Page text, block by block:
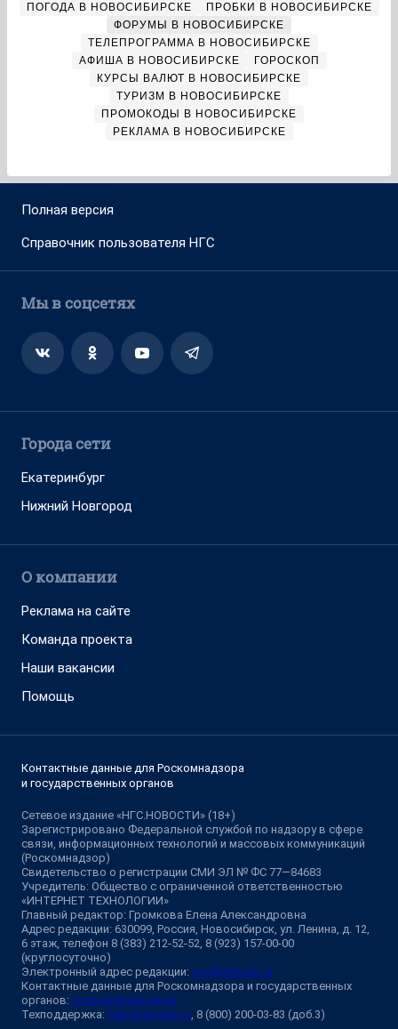
ПОГОДА В НОВОСИБИРСКЕ
ПРОБКИ В НОВОСИБИРСКЕ
ФОРУМЫ В НОВОСИБИРСКЕ
ТЕЛЕПРОГРАММА В НОВОСИБИРСКЕ
АФИША В НОВОСИБИРСКЕ
ГОРОСКОП
КУРСЫ ВАЛЮТ В НОВОСИБИРСКЕ
ТУРИЗМ В НОВОСИБИРСКЕ
ПРОМОКОДЫ В НОВОСИБИРСКЕ
РЕКЛАМА В НОВОСИБИРСКЕ
Полная версия
Справочник пользователя НГС
Мы в соцсетях
Города сети
Екатеринбург
Нижний Новгород
О компании
Реклама на сайте
Команда проекта
Наши вакансии
Помощь
Контактные данные для Роскомнадзора
и государственных органов
Сетевое издание «НГС.НОВОСТИ» (18+)
Зарегистрировано Федеральной службой по надзору в сфере
связи, информационных технологий и массовых коммуникаций
(Роскомнадзор)
Свидетельство о регистрации СМИ ЭЛ № ФС 77—84683
Учредитель: Общество с ограниченной ответственностью
«ИНТЕРНЕТ ТЕХНОЛОГИИ»
Главный редактор: Громкова Елена Александровна
Адрес редакции: 630099, Россия, Новосибирск, ул. Ленина, д. 12,
6 этаж, телефон 8 (383) 212-52-52, 8 (923) 157-00-00
(круглосуточно)
Электронный адрес редакции: ngs@shkulev.ru
Контактные данные для Роскомнадзора и государственных
органов: juristnsk@shkulev.ru
Техподдержка: help@shkulev.ru, 8 (800) 200-03-83 (доб.3)